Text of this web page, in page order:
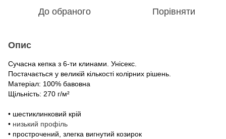
До обраного Порівняти
Опис
Сучасна кепка з 6-ти клинами. Унісекс.
Постачається у великій кількості колірних рішень.
Матеріал: 100% бавовна
Щільність: 270 г/м²
• шестиклинковий крій
• низький профіль
• прострочений, злегка вигнутий козирок